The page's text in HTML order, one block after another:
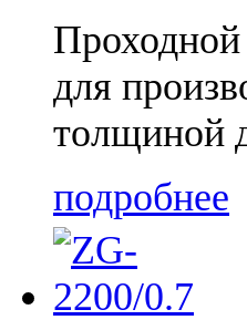
Проходной
для
толщиной
подробнее